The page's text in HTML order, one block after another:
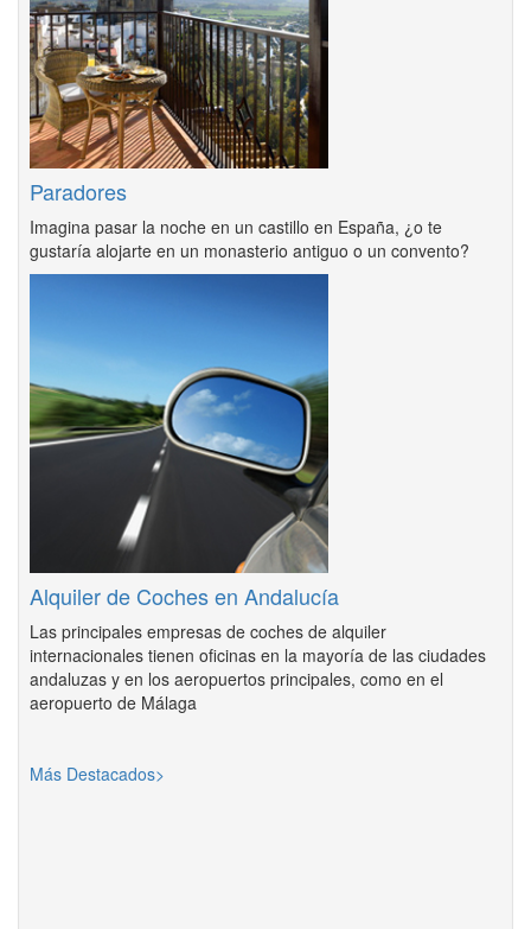
Paradores
Imagina pasar la noche en un castillo en España, ¿o te
gustaría alojarte en un monasterio antiguo o un convento?
Alquiler de Coches en Andalucía
Las principales empresas de coches de alquiler
internacionales tienen oficinas en la mayoría de las ciudades
andaluzas y en los aeropuertos principales, como en el
aeropuerto de Málaga
Más Destacados>